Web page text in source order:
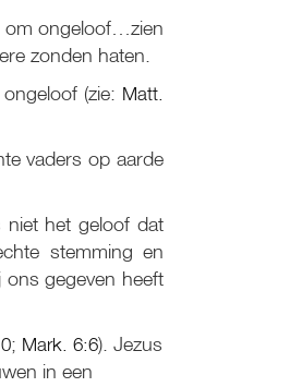
om ongeloof…zien
zonden haten.
(zie: Matt.
vaders op aarde
niet het geloof dat
stemming en
ons gegeven heeft
; Mark. 6:6). Jezus
in een